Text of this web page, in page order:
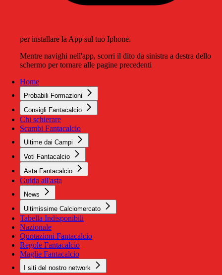
per installare la App sul tuo Iphone.
Mentre navighi nell'app, scorri il dito da sinistra a destra dello
schermo per tornare alle pagine precedenti
Home
Probabili Formazioni
Consigli Fantacalcio
Chi schierare
Scambi Fantacalcio
Ultime dai Campi
Voti Fantacalcio
Asta Fantacalcio
Guida all'asta
News
Ultimissime Calciomercato
Tabella Indisponibili
Nazionale
Quotazioni Fantacalcio
Regole Fantacalcio
Maglie Fantacalcio
I siti del nostro network